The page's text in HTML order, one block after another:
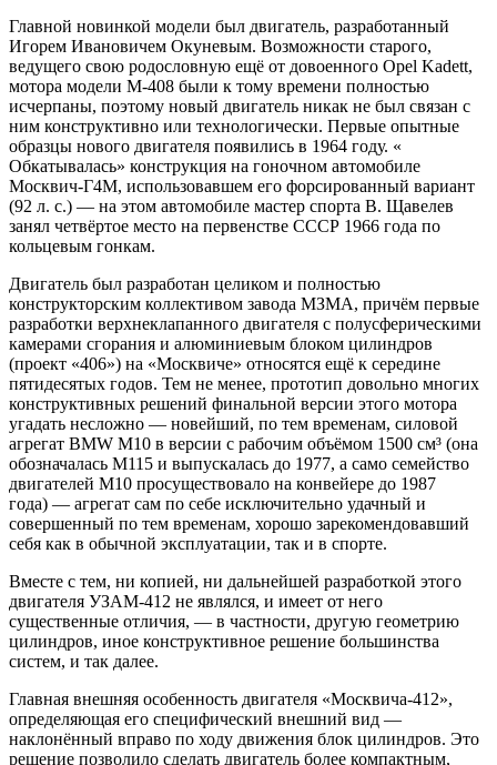
Главной новинкой модели был двигатель, разработанный
Игорем Ивановичем Окуневым. Возможности старого,
ведущего свою родословную ещё от довоенного Opel Kadett,
мотора модели М-408 были к тому времени полностью
исчерпаны, поэтому новый двигатель никак не был связан с
ним конструктивно или технологически. Первые опытные
образцы нового двигателя появились в 1964 году. «
Обкатывалась» конструкция на гоночном автомобиле
Москвич-Г4М, использовавшем его форсированный вариант
(92 л. с.) — на этом автомобиле мастер спорта В. Щавелев
занял четвёртое место на первенстве СССР 1966 года по
кольцевым гонкам.
Двигатель был разработан целиком и полностью
конструкторским коллективом завода МЗМА, причём первые
разработки верхнеклапанного двигателя с полусферическими
камерами сгорания и алюминиевым блоком цилиндров
(проект «406») на «Москвиче» относятся ещё к середине
пятидесятых годов. Тем не менее, прототип довольно многих
конструктивных решений финальной версии этого мотора
угадать несложно — новейший, по тем временам, силовой
агрегат BMW M10 в версии с рабочим объёмом 1500 см³ (она
обозначалась М115 и выпускалась до 1977, а само семейство
двигателей М10 просуществовало на конвейере до 1987
года) — агрегат сам по себе исключительно удачный и
совершенный по тем временам, хорошо зарекомендовавший
себя как в обычной эксплуатации, так и в спорте.
Вместе с тем, ни копией, ни дальнейшей разработкой этого
двигателя УЗАМ-412 не являлся, и имеет от него
существенные отличия, — в частности, другую геометрию
цилиндров, иное конструктивное решение большинства
систем, и так далее.
Главная внешняя особенность двигателя «Москвича-412»,
определяющая его специфический внешний вид —
наклонённый вправо по ходу движения блок цилиндров. Это
решение позволило сделать двигатель более компактным,